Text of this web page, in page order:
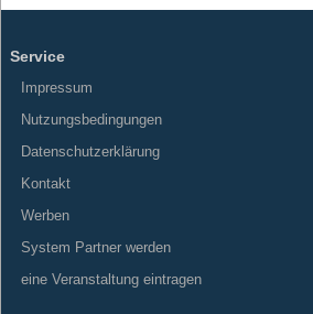
Service
Impressum
Nutzungsbedingungen
Datenschutzerklärung
Kontakt
Werben
System Partner werden
eine Veranstaltung eintragen